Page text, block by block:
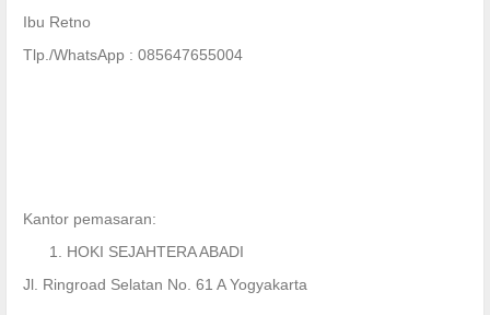
Ibu Retno
Tlp./WhatsApp : 085647655004
Kantor pemasaran:
HOKI SEJAHTERA ABADI
Jl. Ringroad Selatan No. 61 A Yogyakarta